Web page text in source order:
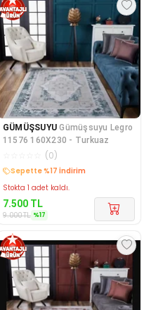
GÜMÜŞSUYU Gümüşsuyu Legro
11576 160X230 - Turkuaz
(0)
Sepette %17 İndirim
Stokta 1 adet kaldı.
7.500 TL
9.000TL %17